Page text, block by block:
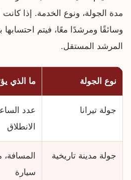
مدة الجولة، ونوع الخدمة. إذا
وسائقًا ومرشدًا معًا، فيتم
المرشد المستقل.
نوع الجولة ما الذي
جولة تيرانا
عدد
الانطلاق
جولة مدينة تاريخية
سيارة